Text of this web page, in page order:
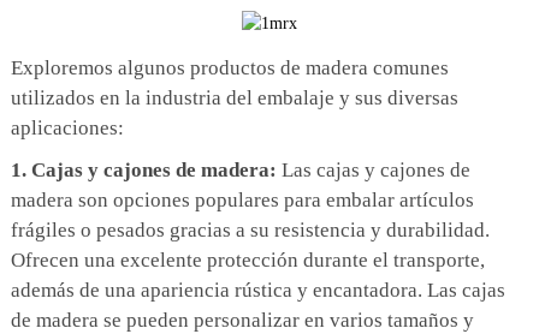
Exploremos algunos productos de madera comunes
utilizados en la industria del embalaje y sus diversas
aplicaciones:
1. Cajas y cajones de madera: Las cajas y cajones de
madera son opciones populares para embalar artículos
frágiles o pesados ​​gracias a su resistencia y durabilidad.
Ofrecen una excelente protección durante el transporte,
además de una apariencia rústica y encantadora. Las cajas
de madera se pueden personalizar en varios tamaños y